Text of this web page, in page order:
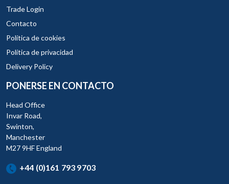
Trade Login
Contacto
Política de cookies
Política de privacidad
Delivery Policy
PONERSE EN CONTACTO
Head Office
Invar Road,
Swinton,
Manchester
M27 9HF England
+44 (0)161 793 9703